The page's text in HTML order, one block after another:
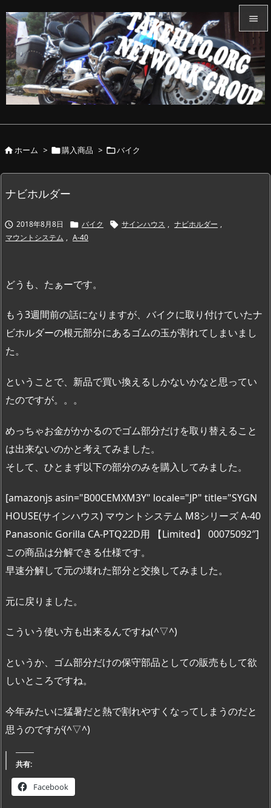


メニュ

サイド


ホーム > 購入商品 > バイク
ナビホルダー
 2018年8月8日  バイク  サインハウス , ナビホルダー ,
マウントシステム , A-40
どうも、たぁーです。
もう3週間前の話になりますが、バイクに取り付けていたナ
ビホルダーの根元部分にあるゴムの玉が割れてしまいまし
た。
ということで、新品で買い換えるしかないかなと思ってい
たのですが。。。
めっちゃお金がかかるのでゴム部分だけを取り替えること
は出来ないのかと考えてみました。
そして、ひとまず以下の部分のみを購入してみました。
[amazonjs asin="B00CEMXM3Y" locale="JP" title="SYGN
HOUSE(サインハウス) マウントシステム M8シリーズ A-40
Panasonic Gorilla CA-PTQ22D用 【Limited】 00075092″]
この商品は分解できる仕様です。
早速分解して元の壊れた部分と交換してみました。
元に戻りました。
こういう使い方も出来るんですね(^▽^)
というか、ゴム部分だけの保守部品としての販売もして欲
しいところですね。
今年みたいに猛暑だと熱で割れやすくなってしまうのだと
思うのですが(^▽^)
共有:
Facebook